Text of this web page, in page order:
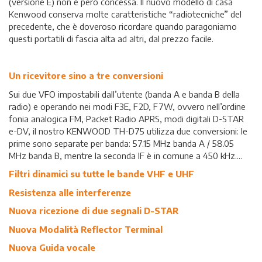
Kenwood conserva molte caratteristiche “radiotecniche” del
precedente, che è doveroso ricordare quando paragoniamo
questi portatili di fascia alta ad altri, dal prezzo facile.
Un ricevitore sino a tre conversioni
Sui due VFO impostabili dall’utente (banda A e banda B della
radio) e operando nei modi F3E, F2D, F7W, ovvero nell’ordine
fonia analogica FM, Packet Radio APRS, modi digitali D-STAR
e-DV, il nostro KENWOOD TH-D75 utilizza due conversioni: le
prime sono separate per banda: 57.15 MHz banda A / 58.05
MHz banda B, mentre la seconda IF è in comune a 450 kHz....
Filtri dinamici su tutte le bande VHF e UHF
Resistenza alle interferenze
Nuova ricezione di due segnali D-STAR
Nuova Modalità Reflector Terminal
Nuova Guida vocale